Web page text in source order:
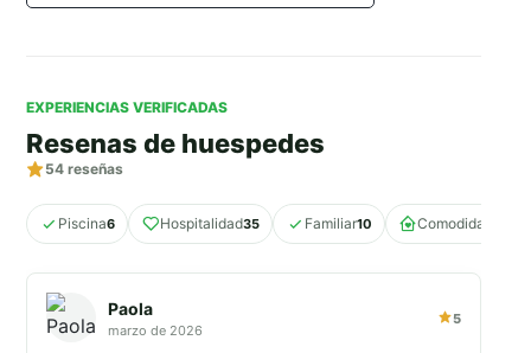
EXPERIENCIAS VERIFICADAS
Resenas de huespedes
54 reseñas
Piscina6 Hospitalidad35 Familiar10 Comodidad
Paola
marzo de 2026
5